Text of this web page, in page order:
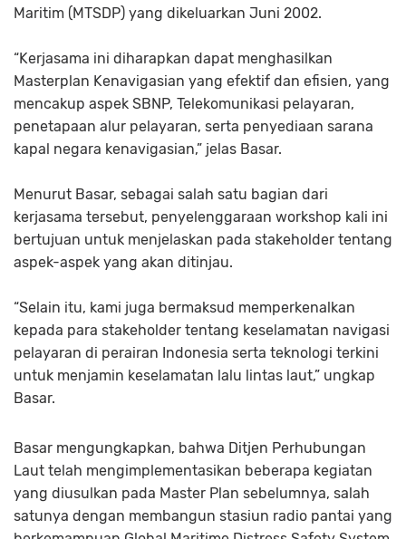
Maritim (MTSDP) yang dikeluarkan Juni 2002.
“Kerjasama ini diharapkan dapat menghasilkan
Masterplan Kenavigasian yang efektif dan efisien, yang
mencakup aspek SBNP, Telekomunikasi pelayaran,
penetapaan alur pelayaran, serta penyediaan sarana
kapal negara kenavigasian,” jelas Basar.
Menurut Basar, sebagai salah satu bagian dari
kerjasama tersebut, penyelenggaraan workshop kali ini
bertujuan untuk menjelaskan pada stakeholder tentang
aspek-aspek yang akan ditinjau.
“Selain itu, kami juga bermaksud memperkenalkan
kepada para stakeholder tentang keselamatan navigasi
pelayaran di perairan Indonesia serta teknologi terkini
untuk menjamin keselamatan lalu lintas laut,” ungkap
Basar.
Basar mengungkapkan, bahwa Ditjen Perhubungan
Laut telah mengimplementasikan beberapa kegiatan
yang diusulkan pada Master Plan sebelumnya, salah
satunya dengan membangun stasiun radio pantai yang